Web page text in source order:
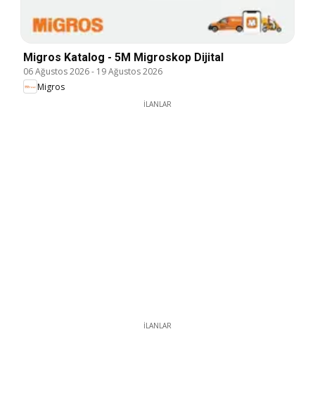
Migros Katalog - 5M Migroskop Dijital
06 Ağustos 2026- 19 Ağustos 2026
Migros
İLANLAR
İLANLAR